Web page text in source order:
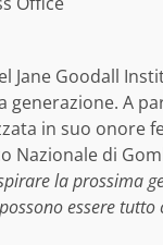
Goodall
generazione. A
in suo onore
di
la prossima
essere